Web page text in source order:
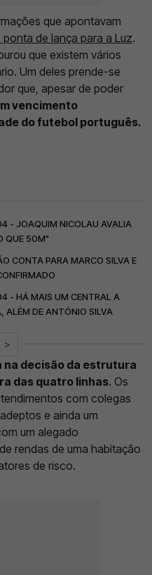
que apontavam
de lança para a Luz.
que existem vários
Um deles prende-se
que, apesar de poder
vencimento
do futebol português.
- JOAQUIM NICOLAU AVALIA
QUE 50M"
CONTA PARA MARCO SILVA E
- HÁ MAIS UM CENTRAL A
ALÉM DE ANTÓNIO SILVA
>
na decisão da estrutura
das quatro linhas. Os
com colegas
e ainda um
um alegado
rendas de uma habitação
de risco.